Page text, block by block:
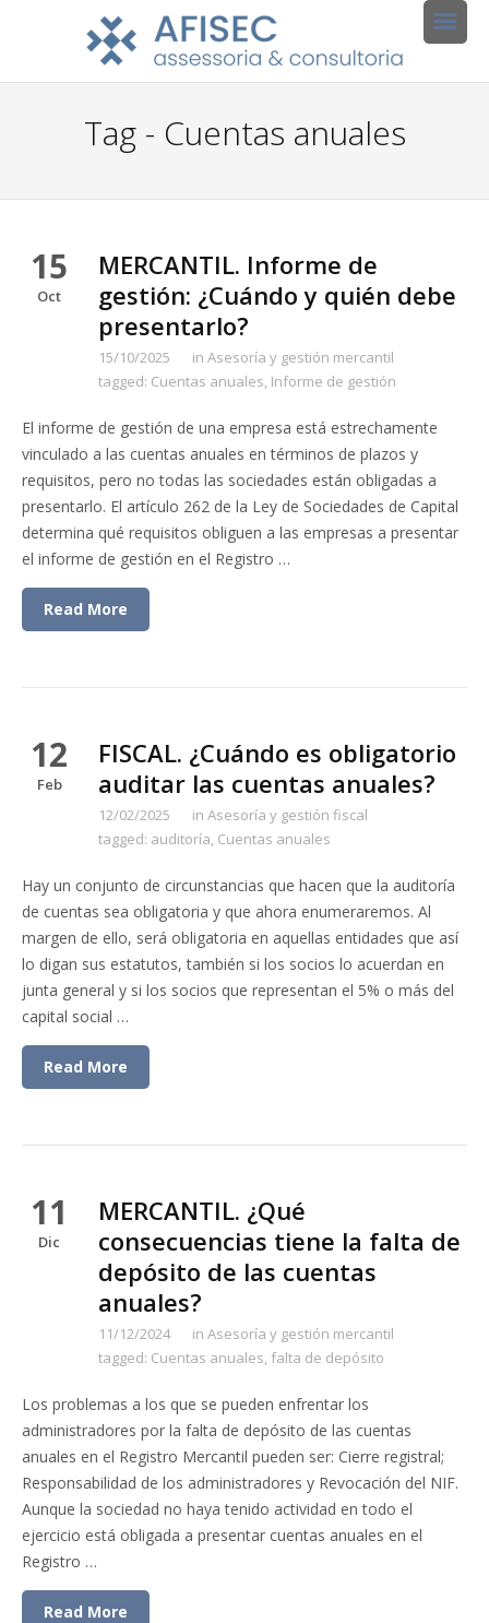
Tag - Cuentas anuales
15
Oct
MERCANTIL. Informe de
gestión: ¿Cuándo y quién debe
presentarlo?
15/10/2025 in Asesoría y gestión mercantil
tagged: Cuentas anuales, Informe de gestión
El informe de gestión de una empresa está estrechamente
vinculado a las cuentas anuales en términos de plazos y
requisitos, pero no todas las sociedades están obligadas a
presentarlo. El artículo 262 de la Ley de Sociedades de Capital
determina qué requisitos obliguen a las empresas a presentar
el informe de gestión en el Registro …
Read More
12
Feb
FISCAL. ¿Cuándo es obligatorio
auditar las cuentas anuales?
12/02/2025 in Asesoría y gestión fiscal
tagged: auditoría, Cuentas anuales
Hay un conjunto de circunstancias que hacen que la auditoría
de cuentas sea obligatoria y que ahora enumeraremos. Al
margen de ello, será obligatoria en aquellas entidades que así
lo digan sus estatutos, también si los socios lo acuerdan en
junta general y si los socios que representan el 5% o más del
capital social …
Read More
11
Dic
MERCANTIL. ¿Qué
consecuencias tiene la falta de
depósito de las cuentas
anuales?
11/12/2024 in Asesoría y gestión mercantil
tagged: Cuentas anuales, falta de depósito
Los problemas a los que se pueden enfrentar los
administradores por la falta de depósito de las cuentas
anuales en el Registro Mercantil pueden ser: Cierre registral;
Responsabilidad de los administradores y Revocación del NIF.
Aunque la sociedad no haya tenido actividad en todo el
ejercicio está obligada a presentar cuentas anuales en el
Registro …
Read More